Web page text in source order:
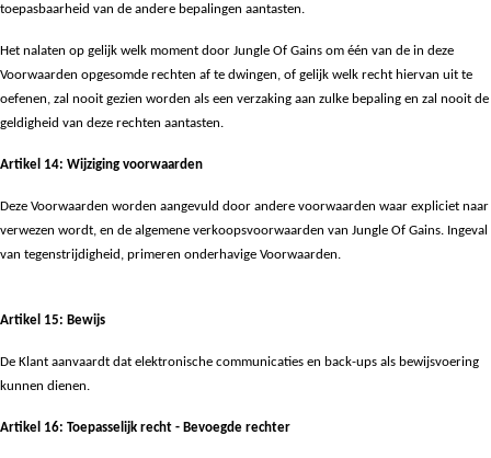
toepasbaarheid van de andere bepalingen aantasten.
Het nalaten op gelijk welk moment door Jungle Of Gains om één van de in deze
Voorwaarden opgesomde rechten af te dwingen, of gelijk welk recht hiervan uit te
oefenen, zal nooit gezien worden als een verzaking aan zulke bepaling en zal nooit de
geldigheid van deze rechten aantasten.
Artikel 14: Wijziging voorwaarden
Deze Voorwaarden worden aangevuld door andere voorwaarden waar expliciet naar
verwezen wordt, en de algemene verkoopsvoorwaarden van Jungle Of Gains. Ingeval
van tegenstrijdigheid, primeren onderhavige Voorwaarden.
Artikel 15: Bewijs
De Klant aanvaardt dat elektronische communicaties en back-ups als bewijsvoering
kunnen dienen.
Artikel 16: Toepasselijk recht - Bevoegde rechter